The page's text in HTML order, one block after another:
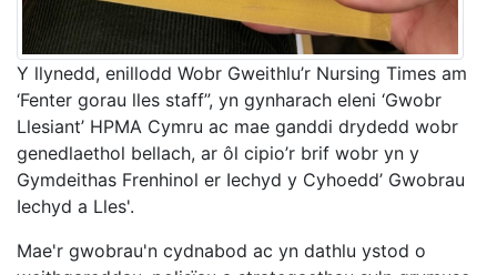
Y llynedd, enillodd Wobr Gweithlu’r Nursing Times am
‘Fenter gorau lles staff”, yn gynharach eleni ‘Gwobr
Llesiant’ HPMA Cymru ac mae ganddi drydedd wobr
genedlaethol bellach, ar ôl cipio’r brif wobr yn y
Gymdeithas Frenhinol er Iechyd y Cyhoedd’ Gwobrau
Iechyd a Lles'.
Mae'r gwobrau'n cydnabod ac yn dathlu ystod o